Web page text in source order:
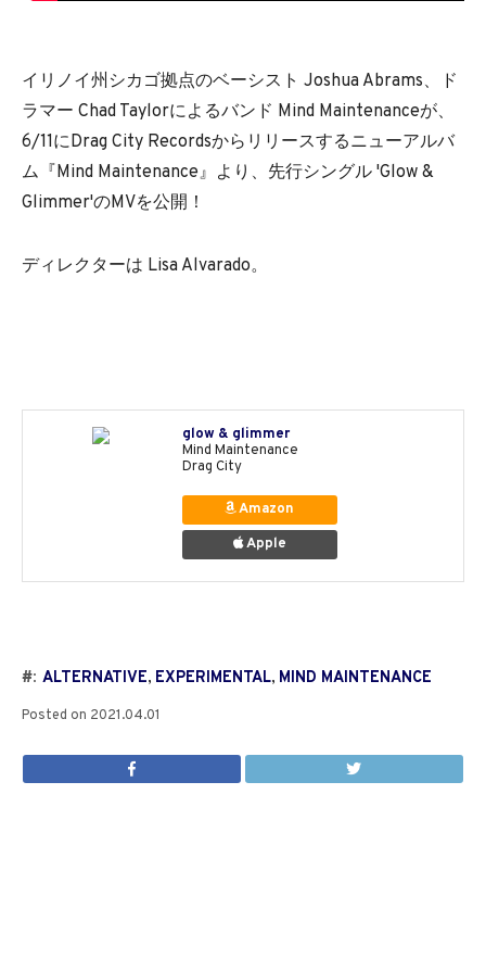
イリノイ州シカゴ拠点のベーシスト Joshua Abrams、ド
ラマー Chad Taylorによるバンド Mind Maintenanceが、
6/11にDrag City Recordsからリリースするニューアルバ
ム『Mind Maintenance』より、先行シングル 'Glow &
Glimmer'のMVを公開！
ディレクターは Lisa Alvarado。
glow & glimmer
Mind Maintenance
Drag City
Amazon
Apple
#: ALTERNATIVE, EXPERIMENTAL, MIND MAINTENANCE
Posted on 2021.04.01